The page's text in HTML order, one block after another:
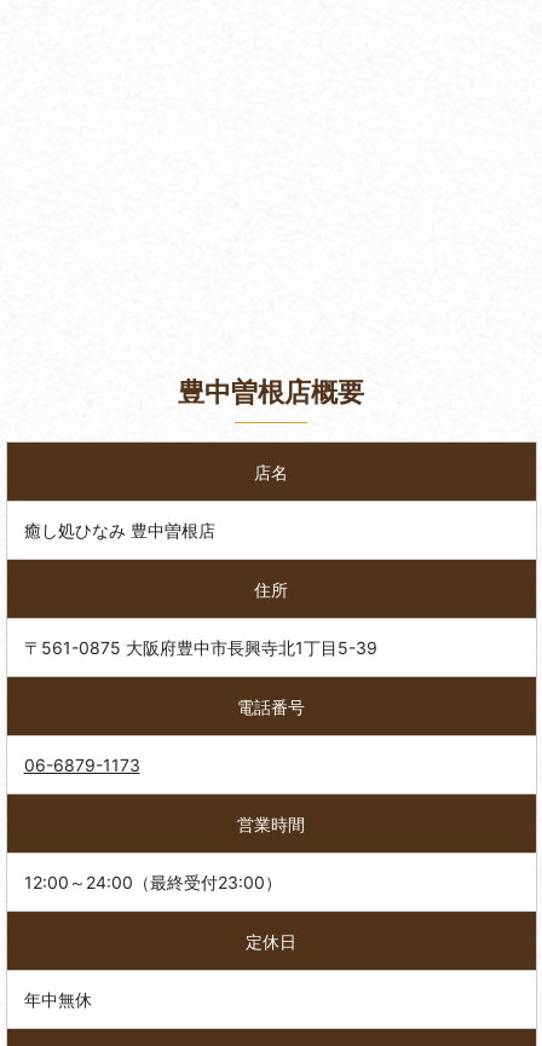
豊中曽根店概要
店名
癒し処ひなみ 豊中曽根店
住所
〒561-0875 大阪府豊中市長興寺北1丁目5-39
電話番号
06-6879-1173
営業時間
12:00～24:00（最終受付23:00）
定休日
年中無休